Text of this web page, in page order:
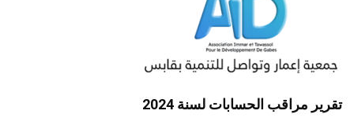
تقرير مراقب الحسابات لسنة 2024